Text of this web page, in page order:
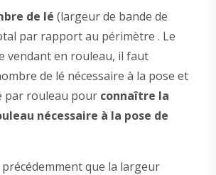
de lé (largeur de bande de
par rapport au périmètre . Le
vendant en rouleau, il faut
de lé nécessaire à la pose et
par rouleau pour connaître la
nécessaire à la pose de
que la largeur